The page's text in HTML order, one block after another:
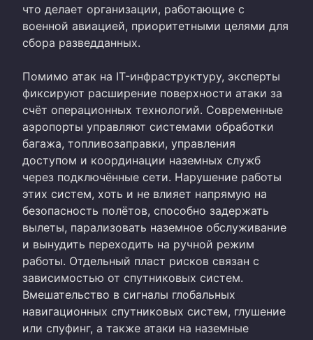
что делает организации, работающие с
военной авиацией, приоритетными целями для
сбора разведданных.
Помимо атак на IT-инфраструктуру, эксперты
фиксируют расширение поверхности атаки за
счёт операционных технологий. Современные
аэропорты управляют системами обработки
багажа, топливозаправки, управления
доступом и координации наземных служб
через подключённые сети. Нарушение работы
этих систем, хоть и не влияет напрямую на
безопасность полётов, способно задержать
вылеты, парализовать наземное обслуживание
и вынудить переходить на ручной режим
работы. Отдельный пласт рисков связан с
зависимостью от спутниковых систем.
Вмешательство в сигналы глобальных
навигационных спутниковых систем, глушение
или спуфинг, а также атаки на наземные